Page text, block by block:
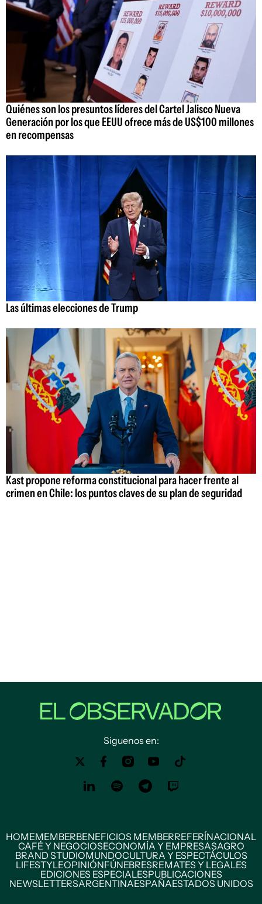
Quiénes son los presuntos líderes del Cartel Jalisco Nueva
Generación por los que EEUU ofrece más de US$100 millones
en recompensas
Las últimas elecciones de Trump
Kast propone reforma constitucional para hacer frente al
crimen en Chile: los puntos claves de su plan de seguridad
Siguenos en:
HOMEMEMBERBENEFICIOS MEMBERREFERÍNACIONAL
CAFÉ Y NEGOCIOSECONOMÍA Y EMPRESASAGRO
BRAND STUDIOMUNDOCULTURA Y ESPECTÁCULOS
LIFESTYLEOPINIÓNFÚNEBRESREMATES Y LEGALES
EDICIONES ESPECIALESPUBLICACIONES
NEWSLETTERSARGENTINAESPAÑAESTADOS UNIDOS